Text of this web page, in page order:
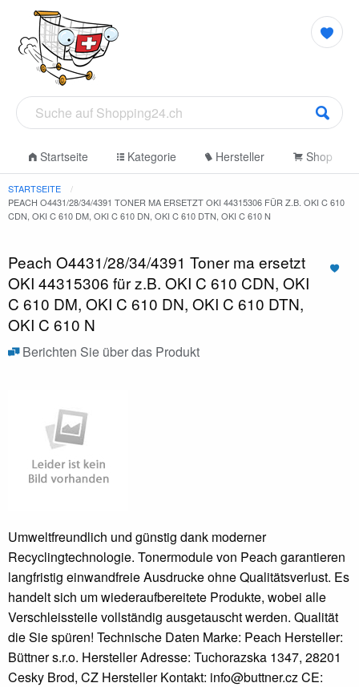
Startseite Kategorie Hersteller Shop
STARTSEITE
PEACH O4431/28/34/4391 TONER MA ERSETZT OKI 44315306 FÜR Z.B. OKI C 610
CDN, OKI C 610 DM, OKI C 610 DN, OKI C 610 DTN, OKI C 610 N
Peach O4431/28/34/4391 Toner ma ersetzt
OKI 44315306 für z.B. OKI C 610 CDN, OKI
C 610 DM, OKI C 610 DN, OKI C 610 DTN,
OKI C 610 N
Berichten Sie über das Produkt
Umweltfreundlich und günstig dank moderner
Recyclingtechnologie. Tonermodule von Peach garantieren
langfristig einwandfreie Ausdrucke ohne Qualitätsverlust. Es
handelt sich um wiederaufbereitete Produkte, wobei alle
Verschleissteile vollständig ausgetauscht werden. Qualität
die Sie spüren! Technische Daten Marke: Peach Hersteller:
Büttner s.r.o. Hersteller Adresse: Tuchorazska 1347, 28201
Cesky Brod, CZ Hersteller Kontakt: info@buttner.cz CE: